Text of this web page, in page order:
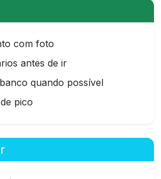
com foto
antes de ir
quando possível
pico